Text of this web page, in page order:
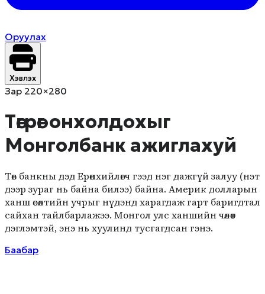
Оруулах
Хэвлэх
Зар 220×280
Төгрөг онхолдохыг
Монголбанк ажиглахуй
Төв банкны дэд Ерөнхийлөгч гээд нэг дажгүй залуу (нэт
дээр зураг нь байна билээ) байна. Америк долларын
ханш өсөлтийн учрыг нүдэнд харагдаж гарт баригдтал
сайхан тайлбарлажээ. Монгол улс ханшийн чөлөөт
дэглэмтэй, энэ нь хуулинд тусгагдсан гэнэ.
Баабар